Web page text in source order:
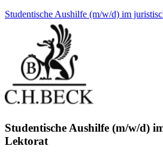
Studentische Aushilfe (m/w/d) im
Studentische Aushilfe (m/w/d)
Lektorat